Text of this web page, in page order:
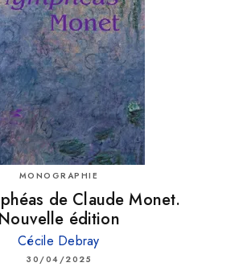
MONOGRAPHIE
de Claude Monet.
Nouvelle édition
Cécile Debray
30/04/2025